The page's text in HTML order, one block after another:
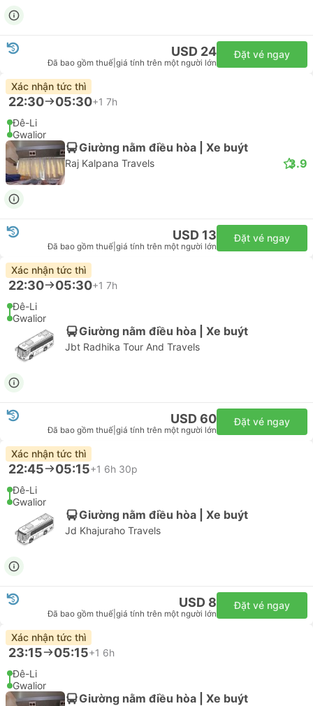
USD 24
Đã bao gồm thuế giá tính trên một người lớn
Đặt vé ngay
Xác nhận tức thì
22:30 05:30+1 7h
Đê-Li
Gwalior
Giường nằm điều hòa | Xe buýt
Raj Kalpana Travels 3.9
USD 13
Đã bao gồm thuế giá tính trên một người lớn
Đặt vé ngay
Xác nhận tức thì
22:30 05:30+1 7h
Đê-Li
Gwalior
Giường nằm điều hòa | Xe buýt
Jbt Radhika Tour And Travels
USD 60
Đã bao gồm thuế giá tính trên một người lớn
Đặt vé ngay
Xác nhận tức thì
22:45 05:15+1 6h 30p
Đê-Li
Gwalior
Giường nằm điều hòa | Xe buýt
Jd Khajuraho Travels
USD 8
Đã bao gồm thuế giá tính trên một người lớn
Đặt vé ngay
Xác nhận tức thì
23:15 05:15+1 6h
Đê-Li
Gwalior
Giường nằm điều hòa | Xe buýt